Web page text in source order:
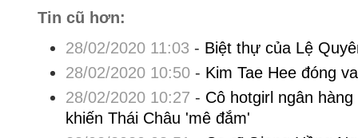
Tin cũ hơn:
28/02/2020 11:03 - Biệt thự của Lệ
28/02/2020 10:50- Kim Tae Hee đóng
28/02/2020 10:27 - Cô hotgirl ngân
khiến Thái Châu 'mê đắm'